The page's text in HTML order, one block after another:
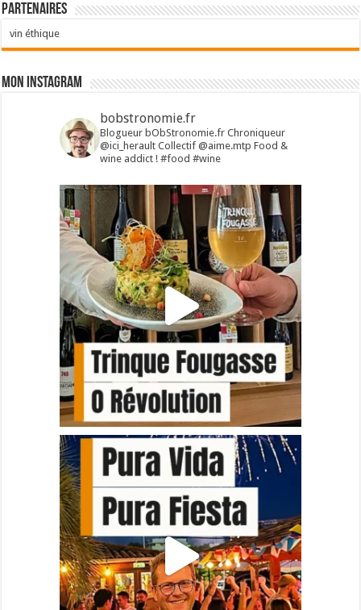
Partenaires
vin éthique
Mon Instagram
bobstronomie.fr
Blogueur bObStronomie.fr Chroniqueur
@ici_heraultCollectif @aime.mtp Food &
wine addict !#food #wine